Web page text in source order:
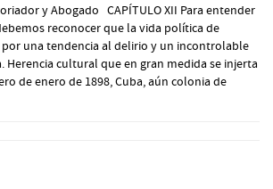
y Abogado CAPÍTULO XII Para entender
reconocer que la vida política de
por una tendencia al delirio y un incontrolable
Herencia cultural que en gran medida se injerta
de enero de 1898, Cuba, aún colonia de